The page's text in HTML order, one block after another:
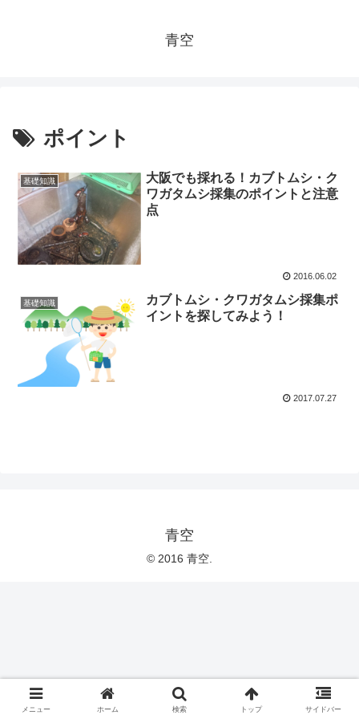
青空
ポイント
基礎知識
大阪でも採れる！カブトムシ・ク
ワガタムシ採集のポイントと注意
点
2016.06.02
基礎知識
カブトムシ・クワガタムシ採集ポ
イントを探してみよう！
2017.07.27
青空
© 2016 青空.
メニュー ホーム 検索 トップ サイドバー